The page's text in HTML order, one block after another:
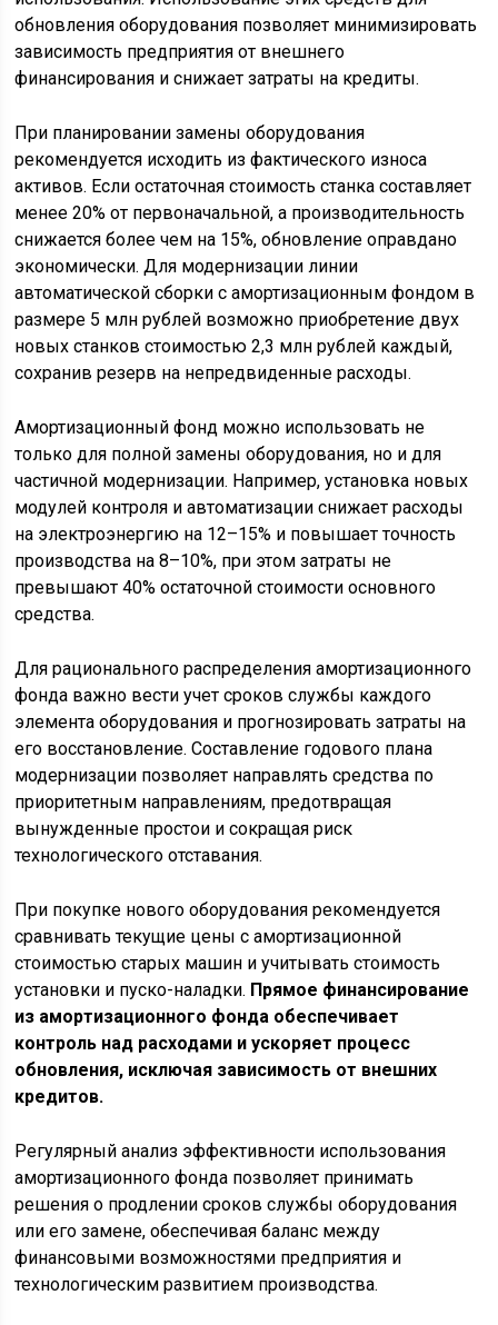
обновления оборудования позволяет минимизировать
зависимость предприятия от внешнего
финансирования и снижает затраты на кредиты.
При планировании замены оборудования
рекомендуется исходить из фактического износа
активов. Если остаточная стоимость станка составляет
менее 20% от первоначальной, а производительность
снижается более чем на 15%, обновление оправдано
экономически. Для модернизации линии
автоматической сборки с амортизационным фондом в
размере 5 млн рублей возможно приобретение двух
новых станков стоимостью 2,3 млн рублей каждый,
сохранив резерв на непредвиденные расходы.
Амортизационный фонд можно использовать не
только для полной замены оборудования, но и для
частичной модернизации. Например, установка новых
модулей контроля и автоматизации снижает расходы
на электроэнергию на 12–15% и повышает точность
производства на 8–10%, при этом затраты не
превышают 40% остаточной стоимости основного
средства.
Для рационального распределения амортизационного
фонда важно вести учет сроков службы каждого
элемента оборудования и прогнозировать затраты на
его восстановление. Составление годового плана
модернизации позволяет направлять средства по
приоритетным направлениям, предотвращая
вынужденные простои и сокращая риск
технологического отставания.
При покупке нового оборудования рекомендуется
сравнивать текущие цены с амортизационной
стоимостью старых машин и учитывать стоимость
установки и пуско-наладки. Прямое финансирование
из амортизационного фонда обеспечивает
контроль над расходами и ускоряет процесс
обновления, исключая зависимость от внешних
кредитов.
Регулярный анализ эффективности использования
амортизационного фонда позволяет принимать
решения о продлении сроков службы оборудования
или его замене, обеспечивая баланс между
финансовыми возможностями предприятия и
технологическим развитием производства.